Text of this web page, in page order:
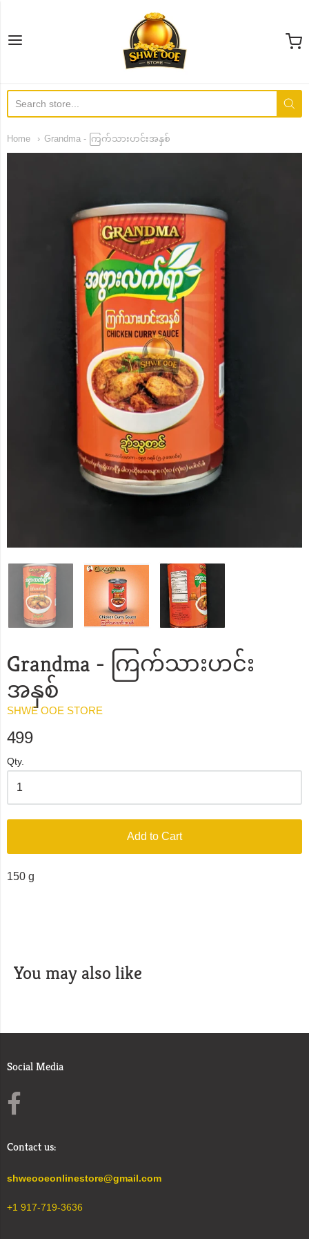
SHWE OOE STORE
Home Grandma - ကြက်သားဟင်းအနှစ်
Grandma - ကြက်သားဟင်း
အနှစ်
SHWE OOE STORE
499
Qty.
Add to Cart
150 g
You may also like
Social Media
Contact us:
shweooeonlinestore@gmail.com
+1 917-719-3636